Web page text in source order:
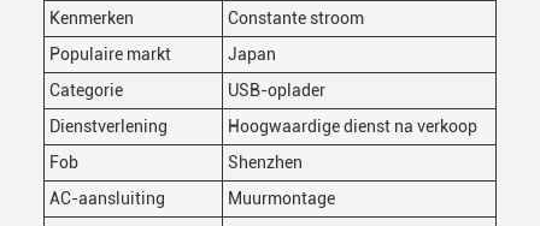
Kenmerken
Constante stroom
Populaire markt
Japan
Categorie
USB-oplader
Dienstverlening
Hoogwaardige dienst na verkoop
Fob
Shenzhen
AC-aansluiting
Muurmontage